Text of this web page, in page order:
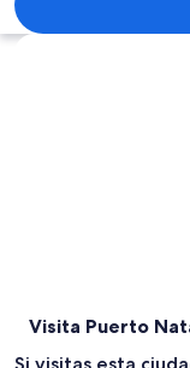
Explorar mapa
Visita Puerto
Si visitas esta